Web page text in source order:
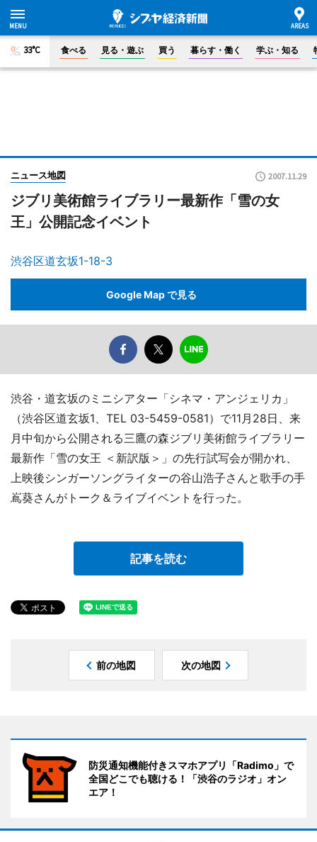
33°C 食べる 見る・遊ぶ 買う 暮らす・働く 学ぶ・知る
ニュース地図 2007.11.29
ジブリ美術館ライブラリー最新作「雪の女
王」公開記念イベント
渋谷区道玄坂1-18-3
Google Map で見る
渋谷・道玄坂のミニシアター「シネマ・アンジェリカ」
（渋谷区道玄坂1、TEL 03-5459-0581）で11月28日、来
月中旬から公開される三鷹の森ジブリ美術館ライブラリー
最新作「雪の女王 ＜新訳版＞」の先行試写会が開かれ、
上映後シンガーソングライターの谷山浩子さんと歌手の手
嶌葵さんがトーク＆ライブイベントを行った。
記事を読む
前の地図 次の地図
防災通知機能付きスマホアプリ「Radimo」で
全国どこでも聴ける！「渋谷のラジオ」オン
エア！